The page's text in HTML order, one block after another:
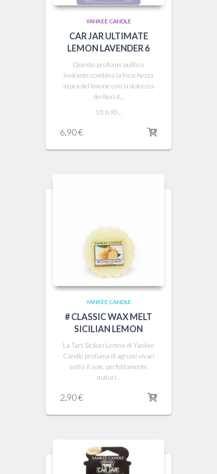
YANKEE CANDLE
CAR JAR ULTIMATE
LEMON LAVENDER 6
Questo profumo pulito e
invitante combina la freschezza
aspra del limone con la dolcezza
dei fiori d...
18 6,90...
6,90€
YANKEE CANDLE
# CLASSIC WAX MELT
SICILIAN LEMON
La Tart Sicilian Lemon di Yankee
Candle profuma di agrumi vivaci
sotto il sole, perfettamente
maturi...
2,90€